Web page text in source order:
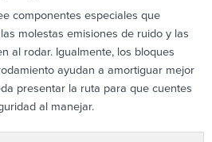
componentes especiales que
molestas emisiones de ruido y las
al rodar. Igualmente, los bloques
ayudan a amortiguar mejor
presentar la ruta para que cuentes
al manejar.